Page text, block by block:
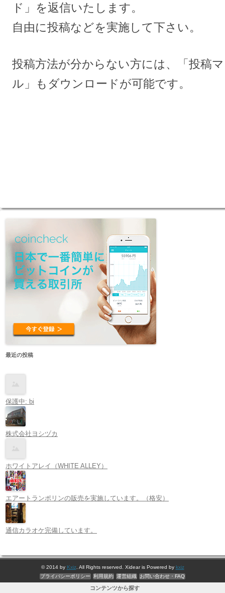
ド」を返信いたします。
自由に投稿などを実施して下さい。
投稿方法が分からない方には、「投稿
ル」もダウンロードが可能です。
最近の投稿
保護中: bi
株式会社ヨシヅカ
ホワイトアレイ（WHITE ALLEY）
エアートランポリンの販売を実施しています。（格安）
通信カラオケ完備しています。
© 2014 by Kxiz. All Rights reserved. Xidear is Powered by kxiz
プライバシーポリシー
利用規約 運営組織 お問い合わせ・FAQ
コンテンツから探す